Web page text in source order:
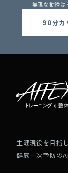
無理な勧誘は
90分カ
生涯現役を目指
健康一次予防の